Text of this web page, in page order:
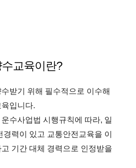
교육이란?
받기 위해 필수적으로 이수해
입니다.
수사업법 시행규칙에 따라, 일
력이 있고 교통안전교육을 이
기간 대체 경력으로 인정받을